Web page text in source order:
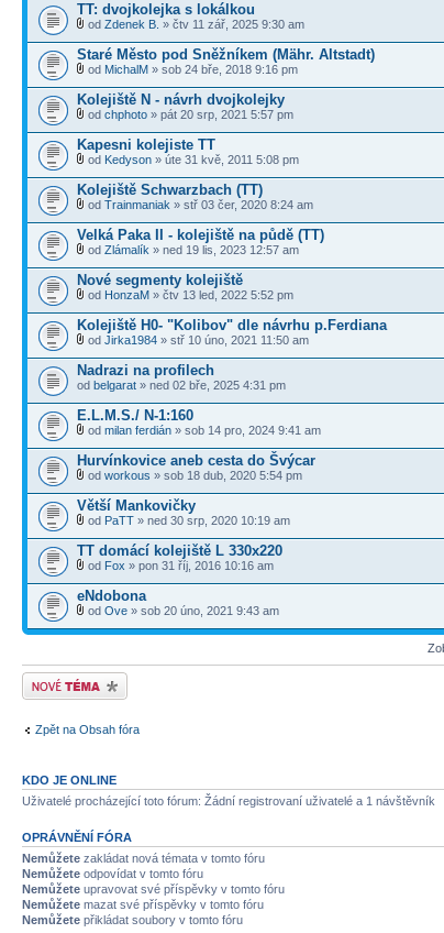
TT: dvojkolejka s lokálkou
od Zdenek B. » čtv 11 zář, 2025 9:30 am
Staré Město pod Sněžníkem (Mähr. Altstadt)
od MichalM » sob 24 bře, 2018 9:16 pm
Kolejiště N - návrh dvojkolejky
od chphoto » pát 20 srp, 2021 5:57 pm
Kapesni kolejiste TT
od Kedyson » úte 31 kvě, 2011 5:08 pm
Kolejiště Schwarzbach (TT)
od Trainmaniak » stř 03 čer, 2020 8:24 am
Velká Paka II - kolejiště na půdě (TT)
od Zlámalík » ned 19 lis, 2023 12:57 am
Nové segmenty kolejiště
od HonzaM » čtv 13 led, 2022 5:52 pm
Kolejiště H0- "Kolibov" dle návrhu p.Ferdiana
od Jirka1984 » stř 10 úno, 2021 11:50 am
Nadrazi na profilech
od belgarat » ned 02 bře, 2025 4:31 pm
E.L.M.S./ N-1:160
od milan ferdián » sob 14 pro, 2024 9:41 am
Hurvínkovice aneb cesta do Švýcar
od workous » sob 18 dub, 2020 5:54 pm
Větší Mankovičky
od PaTT » ned 30 srp, 2020 10:19 am
TT domácí kolejiště L 330x220
od Fox » pon 31 říj, 2016 10:16 am
eNdobona
od Ove » sob 20 úno, 2021 9:43 am
Odeslat nové téma
Zpět na Obsah fóra
KDO JE ONLINE
Uživatelé procházející toto fórum: Žádní registrovaní uživatelé a 1 návštěvník
OPRÁVNĚNÍ FÓRA
Nemůžete zakládat nová témata v tomto fóru
Nemůžete odpovídat v tomto fóru
Nemůžete upravovat své příspěvky v tomto fóru
Nemůžete mazat své příspěvky v tomto fóru
Nemůžete přikládat soubory v tomto fóru